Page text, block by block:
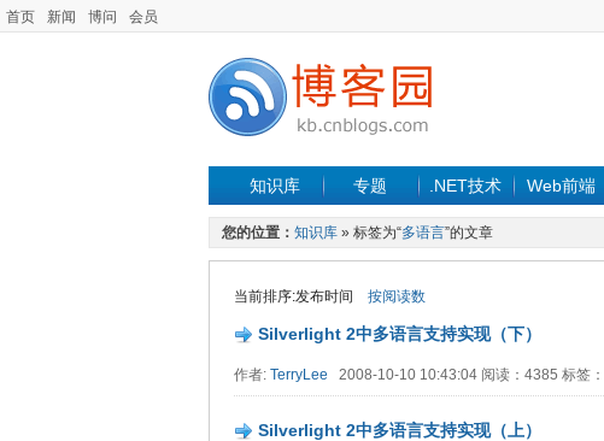
首页 新闻 博问 会员
知识库 专题 .NET技术 Web前端
您的位置： 知识库 » 标签为“多语言”的文章
当前排序:发布时间 按阅读数
Silverlight 2中多语言支持实现（下）
作者: TerryLee 2008-10-10 10:43:04 阅读：4385 标签：
Silverlight 2中多语言支持实现（上）